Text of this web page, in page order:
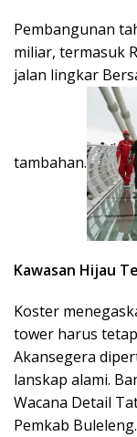
Pembangunan
miliar, termasuk
jalan lingkar
tambahan.
Kawasan Hijau
Koster
tower harus
Akansegera
lanskap alami.
Wacana Detail
Pemkab Buleleng.